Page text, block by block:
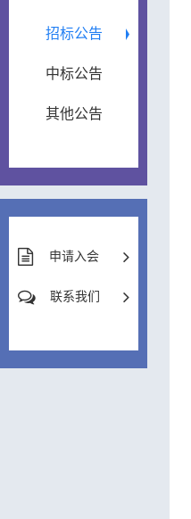
招标公告
中标公告
其他公告
申请入会
联系我们